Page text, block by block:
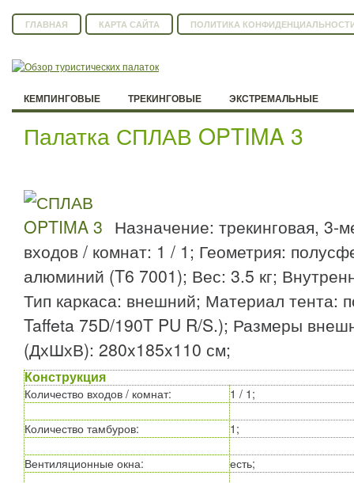
ГЛАВНАЯ КАРТА САЙТА ПОЛИТИКА
КЕМПИНГОВЫЕ ТРЕКИНГОВЫЕ ЭКСТРЕМАЛЬНЫЕ
Палатка СПЛАВ OPTIMA 3
Назначение: трекинговая, 3-
входов / комнат: 1 / 1; Геометрия:
алюминий (T6 7001); Вес: 3.5 кг;
Тип каркаса: внешний; Материал тента:
Taffeta 75D/190T PU R/S.); Размеры
(ДхШхВ): 280x185x110 см;
Конструкция
Количество входов / комнат: 1 / 1;
Количество тамбуров: 1;
Вентиляционные окна: есть;